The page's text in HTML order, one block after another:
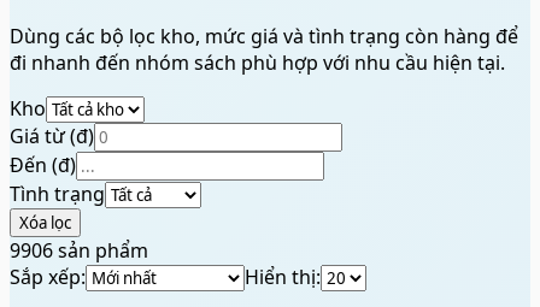
Dùng các bộ lọc kho, mức giá và tình trạng còn hàng để
đi nhanh đến nhóm sách phù hợp với nhu cầu hiện tại.
Kho
Giá từ (đ)
Đến (đ)
Tình trạng
Xóa lọc
9906sản phẩm
Sắp xếp:
Hiển thị: